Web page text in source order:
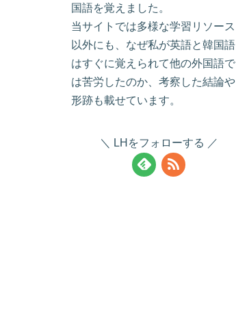
国語を覚えました。
当サイトでは多様な学習リソース
以外にも、なぜ私が英語と韓国語
はすぐに覚えられて他の外国語で
は苦労したのか、考察した結論や
形跡も載せています。
LHをフォローする